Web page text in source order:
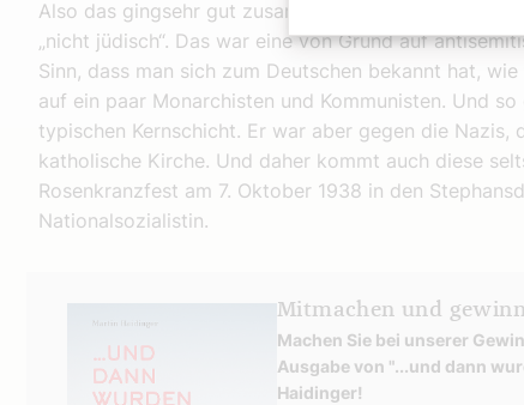
Also das gingsehr gut zusammen mit dem
„nicht jüdisch“. Das war eine von Grund auf
Sinn, dass man sich zum Deutschen bekannt hat,
auf ein paar Monarchisten und Kommunisten. Und
typischen Kernschicht. Er war aber gegen die Nazis,
katholische Kirche. Und daher kommt auch diese
Rosenkranzfest am 7. Oktober 1938 in den
Nationalsozialistin.
Mitmachen und
Machen Sie bei unserer
Ausgabe von "...und dann
Haidinger!